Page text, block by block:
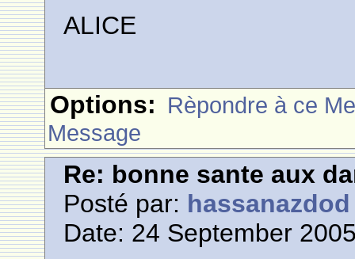
ALICE
Options: Rèpondre à ce
Message
Re: bonne sante aux
Posté par: hassanazdod
Date: 24 September